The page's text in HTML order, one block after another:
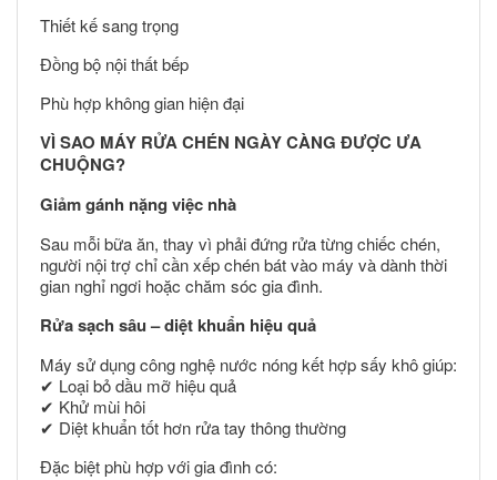
Thiết kế sang trọng
Đồng bộ nội thất bếp
Phù hợp không gian hiện đại
VÌ SAO MÁY RỬA CHÉN NGÀY CÀNG ĐƯỢC ƯA
CHUỘNG?
Giảm gánh nặng việc nhà
Sau mỗi bữa ăn, thay vì phải đứng rửa từng chiếc chén,
người nội trợ chỉ cần xếp chén bát vào máy và dành thời
gian nghỉ ngơi hoặc chăm sóc gia đình.
Rửa sạch sâu – diệt khuẩn hiệu quả
Máy sử dụng công nghệ nước nóng kết hợp sấy khô giúp:
✔ Loại bỏ dầu mỡ hiệu quả
✔ Khử mùi hôi
✔ Diệt khuẩn tốt hơn rửa tay thông thường
Đặc biệt phù hợp với gia đình có: